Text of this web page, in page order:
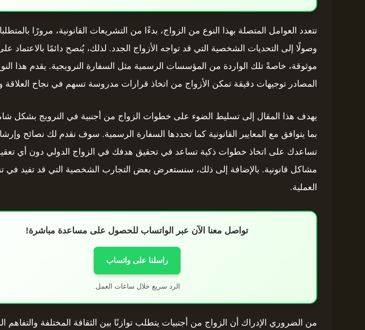
تتعدد العوامل المتصلة بهذا النوع من الزواج، بدءًا من التشريعات القانونية، مرورًا
وصولًا إلى التحديات الشخصية التي قد تواجه الأزواج الجدد. لذلك، يُنصح دائمًا بالاعتماد
موثوقة، خاصةً تلك الواردة من المؤسسات الرسمية مثل السفارة النرويجية. يقدم هذا
المصادر توجيهات دقيقة تمكن الأزواج من اتخاذ قرارات مدروسة تسهم في نجاح العلاقة
يهدف هذا المقال إلى تسليط الضوء على خطوات الزواج من أجنبية في النرويج بشكل
بما يتوافق مع المعايير القانونية كما تحددها السفارة الرسمية. سوف نقدم لك نصائح
تساعدك على اتخاذ خطوات ذكية تساعد في تحقيق هدفك في الزواج الدولي دون أي
مشاكل قانونية. بالإضافة إلى ذلك، سنستعرض بعض التجارب الشخصية التي قد تفيد في
العملية.
تواصل معنا الآن عبر الواتساب للحصول على مساعدة مباشرة!
راسلنا على واتساب
الرد سريع خلال ساعات العمل.
من الضروري الإدراك أن الزواج من أجنبيات يتطلب توازنًا بين الثقافة المختلفة والتفاهم